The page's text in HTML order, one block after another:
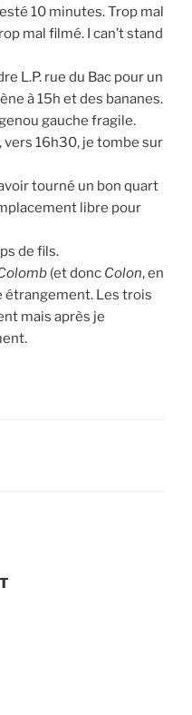
10 minutes. Trop mal
mal filmé. I can’t stand
L.P. rue du Bac pour un
à 15h et des bananes.
gauche fragile.
vers 16h30, je tombe sur
tourné un bon quart
libre pour
de fils.
(et donc Colon, en
étrangement. Les trois
mais après je